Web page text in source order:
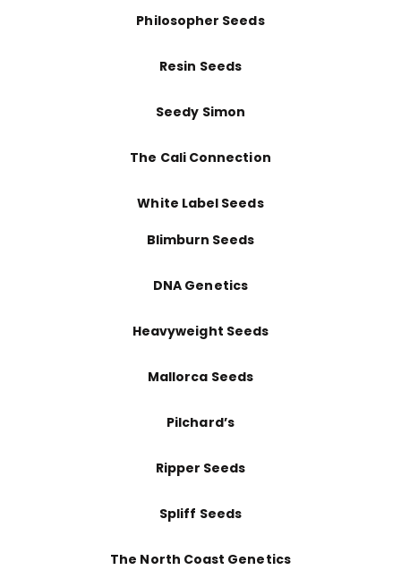
Philosopher Seeds
Resin Seeds
Seedy Simon
The Cali Connection
White Label Seeds
Blimburn Seeds
DNA Genetics
Heavyweight Seeds
Mallorca Seeds
Pilchard’s
Ripper Seeds
Spliff Seeds
The North Coast Genetics